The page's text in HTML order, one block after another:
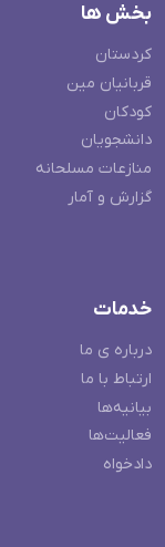
بخش ها
کردستان
قربانیان مین
کودکان
دانشجویان
منازعات مسلحانه
گزارش و آمار
خدمات
درباره ی ما
ارتباط با ما
بیانیه‌ها
فعالیت‌ها
دادخواه